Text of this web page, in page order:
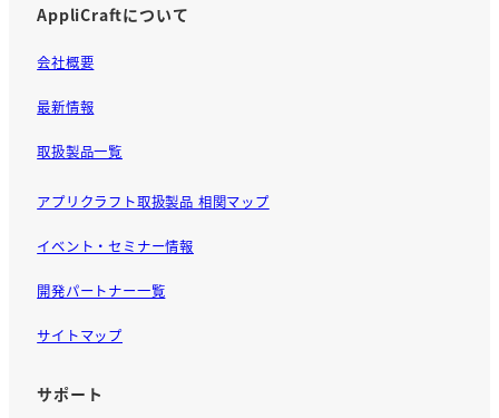
AppliCraftについて
会社概要
最新情報
取扱製品一覧
アプリクラフト取扱製品 相関マップ
イベント・セミナー情報
開発パートナー一覧
サイトマップ
サポート